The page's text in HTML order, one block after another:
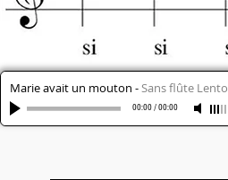
Marie avait un mouton -Sans flûte Lento
00:00/00:00